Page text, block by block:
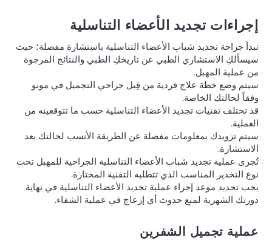
إجراءات تجديد الأعضاء التناسلية
تبدأ جراحة تجديد شباب الأعضاء التناسلية باستشارة مفصلة؛ حيث
سيسألكِ الاستشاري الطبي عن تاريخكِ الطبي والنتائج المرجوة
من عملية المهبل.
سيتم وضع خطة علاج فردية من قِبل جراحي التجميل في مونو
وفقاً لحالتك الخاصة.
قد تختلف تقنيات تجديد الأعضاء التناسلية حسب ما تتوقعينه من
العملية.
سيتم تزويدك بمعلومات مفصلة عن الطريقة الأنسب لحالتك بعد
الاستشارة.
تُجرى عملية تجديد شباب الأعضاء التناسلية الجراحية للمهبل تحت
نوع التخدير المناسب الذي تتطلبه التقنية المختارة.
يجب تحديد موعد إجراء عملية تجديد الأعضاء التناسلية في نهاية
دورتك الشهرية لمنع حدوث أي إزعاج في عملية الشفاء.
عملية تجميل الشفرين